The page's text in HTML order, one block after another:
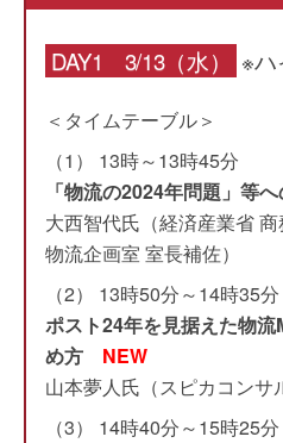
DAY1 3/13（水） ※ハ
＜タイムテーブル＞
（1） 13時～13時45分
「物流の2024年問題」等
大西智代氏（経済産業省
物流企画室 室長補佐）
（2） 13時50分～14時35分
ポスト24年を見据えた物
め方
NEW
山本夢人氏（スピカコンサ
（3） 14時40分～15時25分